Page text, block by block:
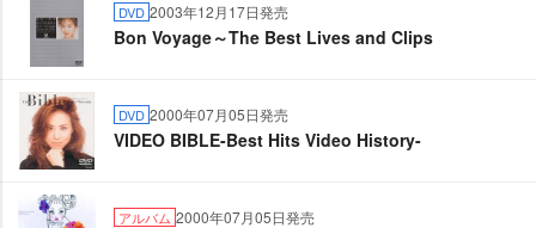
DVD 2003年12月17日発売
Bon Voyage～The Best Lives and Clips
DVD 2000年07月05日発売
VIDEO BIBLE-Best Hits Video History-
アルバム 2000年07月05日発売